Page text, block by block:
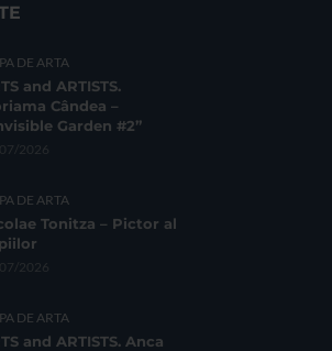
DE ARTA
and ARTISTS.
Cândea –
Garden #2”
2026
DE ARTA
Tonitza – Pictor al
2026
DE ARTA
and ARTISTS. Anca